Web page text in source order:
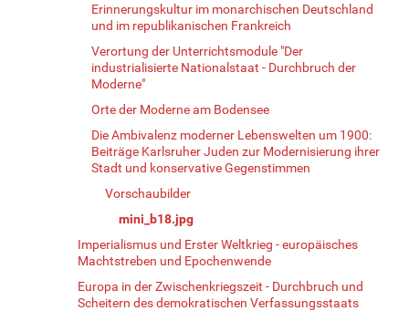
Erinnerungskultur im monarchischen Deutschland
und im republikanischen Frankreich
Verortung der Unterrichtsmodule "Der
industrialisierte Nationalstaat - Durchbruch der
Moderne"
Orte der Moderne am Bodensee
Die Ambivalenz moderner Lebenswelten um 1900:
Beiträge Karlsruher Juden zur Modernisierung ihrer
Stadt und konservative Gegenstimmen
Vorschaubilder
mini_b18.jpg
Imperialismus und Erster Weltkrieg - europäisches
Machtstreben und Epochenwende
Europa in der Zwischenkriegszeit - Durchbruch und
Scheitern des demokratischen Verfassungsstaats